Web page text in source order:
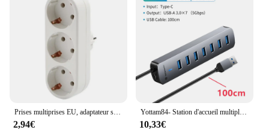
2,94€
Yottam84- Station d'accueil multiple à 7 ports USB HUB Type C Splitter, Multi USB 3.0 Slot Plug S6, Adaptateur Extenseur pour ordinateur portable PC
10,33€